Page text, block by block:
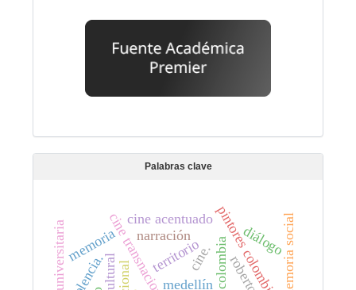
Palabras clave
cine transnacional
cine acentuado
medellín
narración
territorio
memoria cine.pintores colombianos.
adio universitaria diálogomemoria social